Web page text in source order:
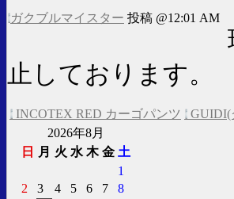
ガクブルマイスター 投稿 @12:01 AM
止しております。
INCOTEX RED カーゴパンツ
GUIDI(
2026年8月
日
月 火 水 木 金 土
1
2
3 4 5 6 7
8